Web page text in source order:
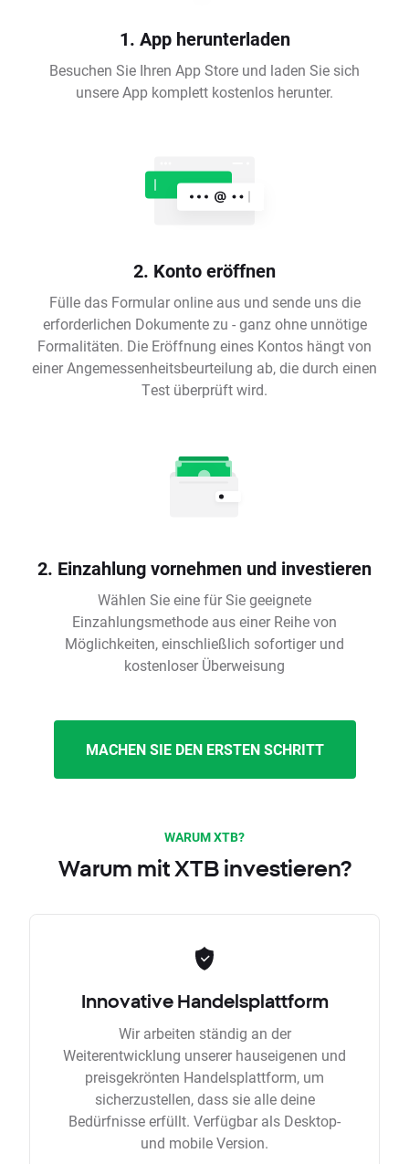
1. App herunterladen
Besuchen Sie Ihren App Store und laden Sie sich
unsere App komplett kostenlos herunter.
2. Konto eröffnen
Fülle das Formular online aus und sende uns die
erforderlichen Dokumente zu - ganz ohne unnötige
Formalitäten. Die Eröffnung eines Kontos hängt von
einer Angemessenheitsbeurteilung ab, die durch einen
Test überprüft wird.
2. Einzahlung vornehmen und investieren
Wählen Sie eine für Sie geeignete
Einzahlungsmethode aus einer Reihe von
Möglichkeiten, einschließlich sofortiger und
kostenloser Überweisung
MACHEN SIE DEN ERSTEN SCHRITT
WARUM XTB?
Warum mit XTB investieren?
Innovative Handelsplattform
Wir arbeiten ständig an der
Weiterentwicklung unserer hauseigenen und
preisgekrönten Handelsplattform, um
sicherzustellen, dass sie alle deine
Bedürfnisse erfüllt. Verfügbar als Desktop-
und mobile Version.